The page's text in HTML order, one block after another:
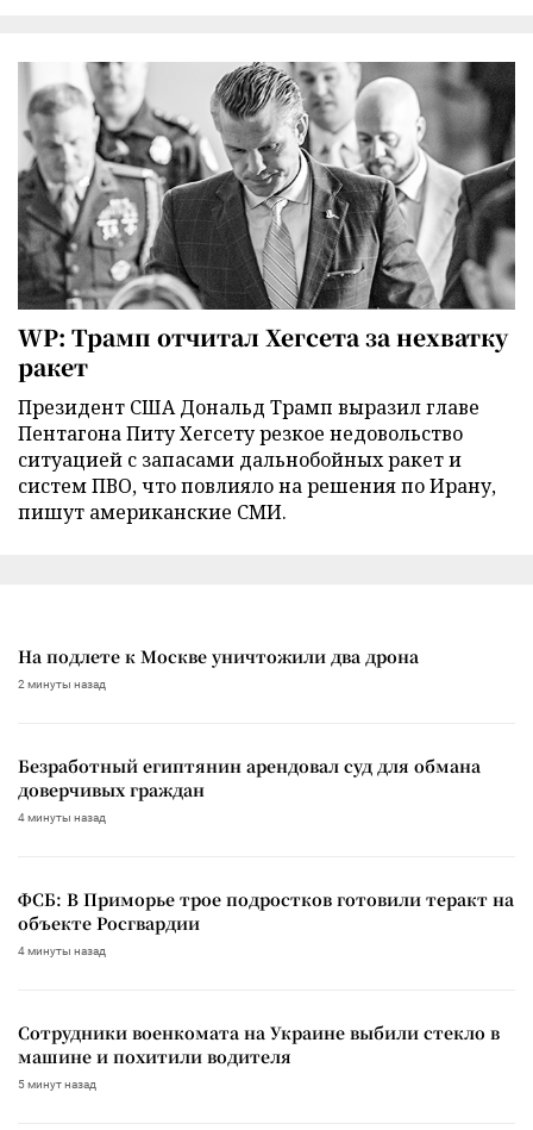
WP: Трамп отчитал Хегсета за нехватку
ракет
Президент США Дональд Трамп выразил главе
Пентагона Питу Хегсету резкое недовольство
ситуацией с запасами дальнобойных ракет и
систем ПВО, что повлияло на решения по Ирану,
пишут американские СМИ.
На подлете к Москве уничтожили два дрона
2 минуты назад
Безработный египтянин арендовал суд для обмана
доверчивых граждан
4 минуты назад
ФСБ: В Приморье трое подростков готовили теракт на
объекте Росгвардии
4 минуты назад
Сотрудники военкомата на Украине выбили стекло в
машине и похитили водителя
5 минут назад